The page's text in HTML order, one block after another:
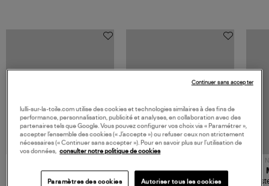
JEROME DREYFUSS
Sac Bobi S Cuir Lamé
TORAL
Mocassins Killian Sport
lulli-sur-la-toile.com utilise des cookies et technologies similaires à des fins de
performance, personnalisation, publicité et analyses, en collaboration avec des
partenaires tels que Google. Vous pouvez configurer vos choix via « Paramétrer »,
accepter l’ensemble des cookies (« J’accepte ») ou refuser ceux non strictement
nécessaires (« Continuer sans accepter »). Pour en savoir plus sur l’utilisation de
vos données, consulter notre politique de cookies
Paramètres des cookies Autoriser tous les cookies
Continuer sans accepter